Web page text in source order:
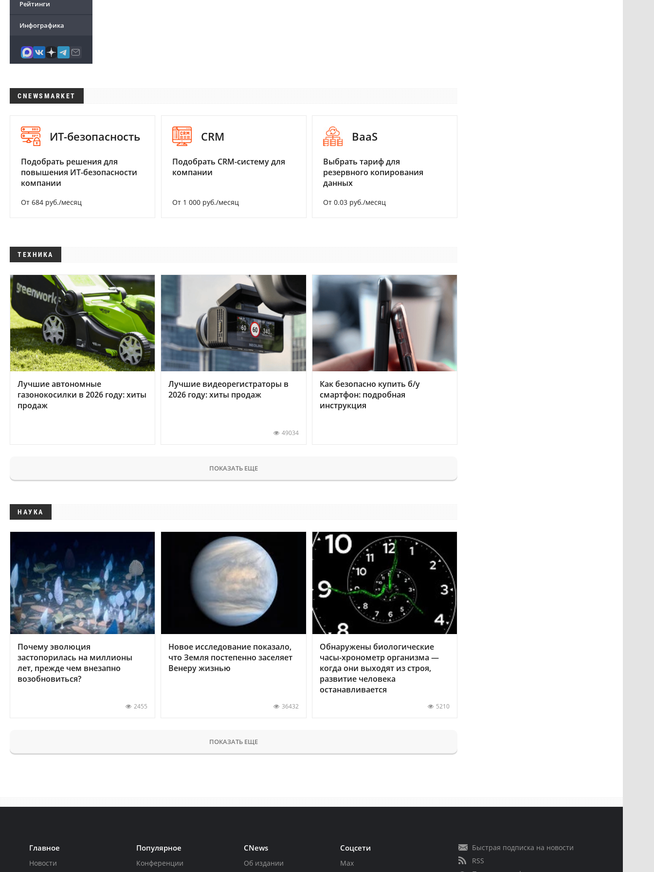
Рейтинги
Инфографика
CNEWSMARKET
ИТ-безопасность
Подобрать решения для
повышения ИТ-безопасности
компании
От 684 руб./месяц
CRM
Подобрать CRM-систему для
компании
От 1 000 руб./месяц
BaaS
Выбрать тариф для
резервного копирования
данных
От 0.03 руб./месяц
ТЕХНИКА
Лучшие автономные
газонокосилки в 2026 году: хиты
продаж
Лучшие видеорегистраторы в
2026 году: хиты продаж
49034
Как безопасно купить б/у
смартфон: подробная
инструкция
ПОКАЗАТЬ ЕЩЕ
НАУКА
Почему эволюция
застопорилась на миллионы
лет, прежде чем внезапно
возобновиться?
2455
Новое исследование показало,
что Земля постепенно заселяет
Венеру жизнью
36432
Обнаружены биологические
часы-хронометр организма —
когда они выходят из строя,
развитие человека
останавливается
5210
ПОКАЗАТЬ ЕЩЕ
Главное
Новости
Популярное
Конференции
CNews
Об издании
Соцсети
Max
Быстрая подписка на новости
RSS